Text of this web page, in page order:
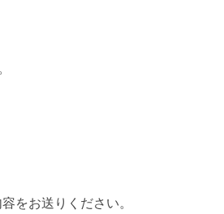
をお送りください。